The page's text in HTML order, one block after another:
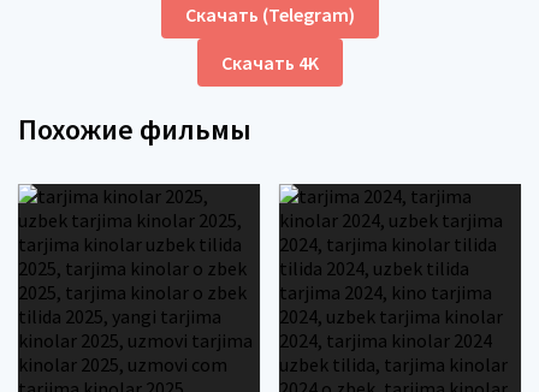
Скачать (Telegram)
Скачать 4K
Похожие фильмы